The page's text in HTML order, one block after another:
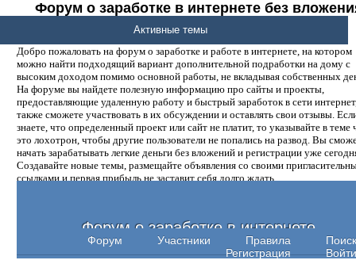
Форум о заработке в интернете без
денег.
Добро пожаловать на форум о заработке и работе в интернете, на котором
можно найти подходящий вариант дополнительной подработки на дому с
высоким доходом помимо основной работы, не вкладывая собственных
На форуме вы найдете полезную информацию про сайты и проекты,
предоставляющие удаленную работу и быстрый заработок в сети
также сможете участвовать в их обсуждении и оставлять свои отзывы.
знаете, что определенный проект или сайт не платит, то указывайте в теме
это лохотрон, чтобы другие пользователи не попались на развод. Вы
начать зарабатывать легкие деньги без вложений и регистрации уже
Создавайте новые темы, размещайте объявления со своими
ссылками и первая прибыль не заставит себя долго ждать.
Форум о заработке в интернете
Форум Участники Правила
Поиск
Регистрация
Войти
Активные темы